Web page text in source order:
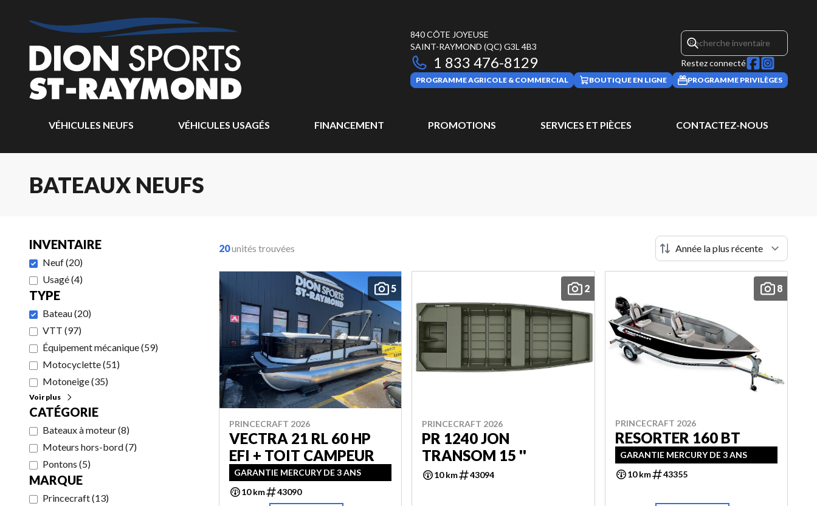
840 CÔTE JOYEUSE
SAINT-RAYMOND (QC) G3L 4B3
1 833 476-8129 Restez connecté
PROGRAMME AGRICOLE & COMMERCIAL BOUTIQUE EN LIGNE PROGRAMME PRIVILÈGES
VÉHICULES NEUFS VÉHICULES USAGÉS FINANCEMENT PROMOTIONS SERVICES ET PIÈCES CONTACTEZ-NOUS
BATEAUX NEUFS
INVENTAIRE
Neuf(20)
Usagé(4)
TYPE
Bateau(20)
VTT (97)
Équipement mécanique(59)
Motocyclette(51)
Motoneige(35)
Voir plus
CATÉGORIE
Bateaux à moteur(8)
Moteurs hors-bord(7)
Pontons (5)
MARQUE
Princecraft(13)
20unités trouvées
5
PRINCECRAFT 2026
VECTRA 21 RL 60 HP
EFI + TOIT CAMPEUR
GARANTIE MERCURY DE 3 ANS
10 km
43090
2
PRINCECRAFT 2026
PR 1240 JON
TRANSOM 15 ''
10 km 43094
8
PRINCECRAFT 2026
RESORTER 160 BT
GARANTIE MERCURY DE 3 ANS
10 km
43355